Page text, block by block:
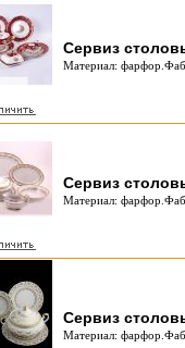
Сервиз
Материал:
Сервиз
Материал:
Сервиз
Материал: